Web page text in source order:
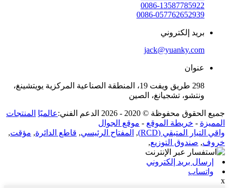
0086-13587785922
0086-057762652939
بريد إلكتروني
jack@yuanky.com
عنوان
298 طريق ويفت 19، المنطقة الصناعية المركزية يويتشينغ،
ونتشو، تشجيانغ، الصين
جميع الحقوق محفوظة © 2020 - 2026 الدعم الفني: عالميًا المنتجات
المميزة - خريطة الموقع - موقع الجوال
واقي التيار المتبقي (RCD)
, المفتاح الرئيسي, قاطع الدائرة, مؤقت,
خروف, صندوق التوزيع,
إرسال بريد إلكتروني
واتساب
x